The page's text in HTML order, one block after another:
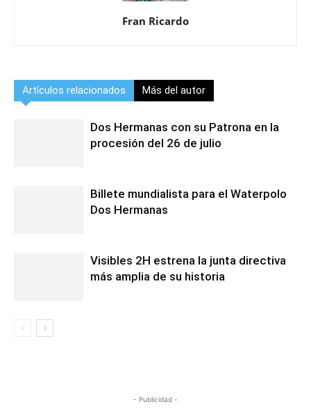
Fran Ricardo
Artículos relacionados Más del autor
Dos Hermanas con su Patrona en la
procesión del 26 de julio
Billete mundialista para el Waterpolo
Dos Hermanas
Visibles 2H estrena la junta directiva
más amplia de su historia
- Publicidad -